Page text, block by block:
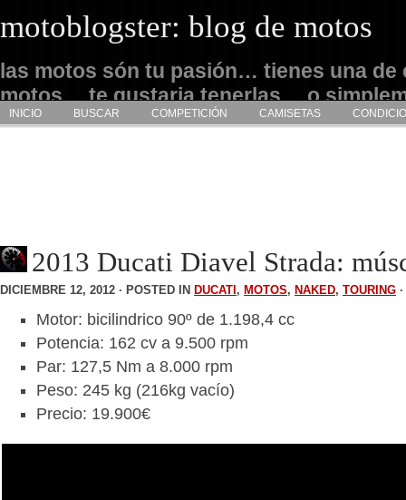
motoblogster: blog de motos
las motos són tu pasión… tienes una de
motos… te gustaria tenerlas… o
admirarlas… este es tu sitio
INICIO BUSCAR COMPETICIÓN CAMISETAS
2013 Ducati Diavel Strada:
DICIEMBRE 12, 2012 · POSTED IN DUCATI , MOTOS, NAKED, TOURING ·
Motor: bicilindrico 90º de 1.198,4 cc
Potencia: 162 cv a 9.500 rpm
Par: 127,5 Nm a 8.000 rpm
Peso: 245 kg (216kg vacío)
Precio: 19.900€